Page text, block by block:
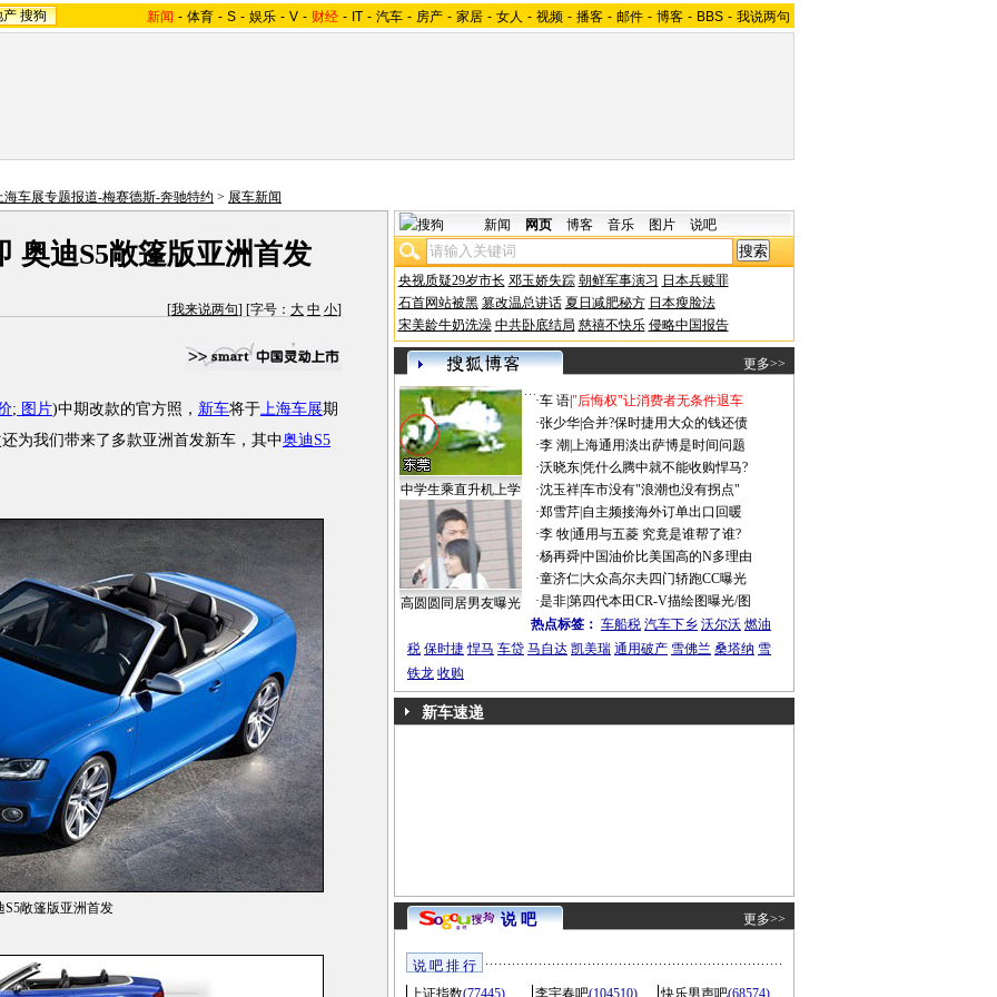
产 搜狗 新闻 - 体育 - S - 娱乐 - V - 财经 - IT - 汽车 - 房产 - 家居 - 女人 - 视频 - 播客 - 邮件 - 博客 - BBS - 我说两句
海车展专题报道-梅赛德斯-奔驰特约 > 展车新闻
奥迪S5敞篷版亚洲首发
[我来说两句] [字号： 大 中 小]
; 图片)中期改款的官方照， 新车将于上海车展期
为我们带来了多款亚洲首发新车，其中奥迪S5
S5敞篷版亚洲首发
新闻 网页 博客 音乐 图片 说吧
央视质疑29岁市长 邓玉娇失踪 朝鲜军事演习 日本兵赎罪
石首网站被黑 篡改温总讲话 夏日减肥秘方 日本瘦脸法
宋美龄牛奶洗澡 中共卧底结局 慈禧不快乐 侵略中国报告
更多>>
中学生乘直升机上学
高圆圆同居男友曝光
·车 语|"后悔权"让消费者无条件退车
·张少华|合并?保时捷用大众的钱还债
·李 潮 上海通用淡出萨博是时间问题
·沃晓东|凭什么腾中就不能收购悍马?
·沈玉祥|车市没有"浪潮也没有拐点"
·郑雪芹| 自主频接海外订单出口回暖
·李 牧|通用与五菱 究竟是谁帮了谁?
·杨再舜|中国油价比美国高的N多理由
·童济仁|大众高尔夫四门轿跑CC曝光
·是非|第四代本田CR-V描绘图曝光/图
热点标签： 车船税 汽车下乡 沃尔沃 燃油
税 保时捷 悍马 车贷 马自达 凯美瑞 通用破产 雪佛兰 桑塔纳 雪
铁龙 收购
新车速递
说 吧 更多>>
说 吧 排 行
上证指数(77445) 李宇春吧(104510) 快乐男声吧(68574)